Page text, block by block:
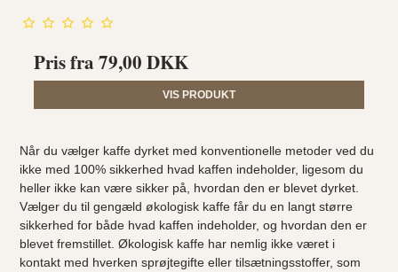
Pris fra79,00 DKK
VIS PRODUKT
Når du vælger kaffe dyrket med konventionelle metoder ved du
ikke med 100% sikkerhed hvad kaffen indeholder, ligesom du
heller ikke kan være sikker på, hvordan den er blevet dyrket.
Vælger du til gengæld økologisk kaffe får du en langt større
sikkerhed for både hvad kaffen indeholder, og hvordan den er
blevet fremstillet. Økologisk kaffe har nemlig ikke været i
kontakt med hverken sprøjtegifte eller tilsætningsstoffer, som